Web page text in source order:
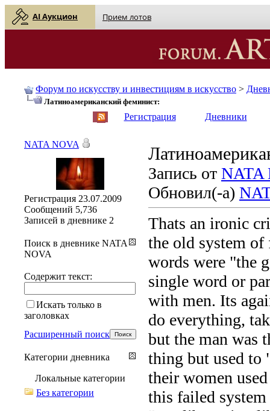
AI Аукцион Прием лотов
Форум по искусству и инвестициям в искусство >
Латиноамериканский феминист:
Регистрация Дневники
Запись от NATA
Обновил(-а)
Thats an ironic
the old system of
words were "the
single word or
with men. Its
do everything,
but the man was
thing but used to
their women
this failed
NATA NOVA
Регистрация 23.07.2009
Сообщений 5,736
Записей в дневнике 2
Поиск в дневнике NATA
NOVA
Содержит текст:
Искать только в
заголовках
Расширенный поиск
Категории дневника
Локальные категории
Без категории